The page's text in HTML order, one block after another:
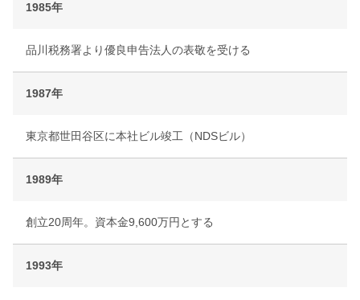
1985年
品川税務署より優良申告法人の表敬を受ける
1987年
東京都世田谷区に本社ビル竣工（NDSビル）
1989年
創立20周年。資本金9,600万円とする
1993年